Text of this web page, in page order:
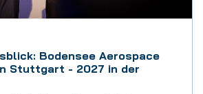
Bodensee Aerospace
Stuttgart - 2027 in der